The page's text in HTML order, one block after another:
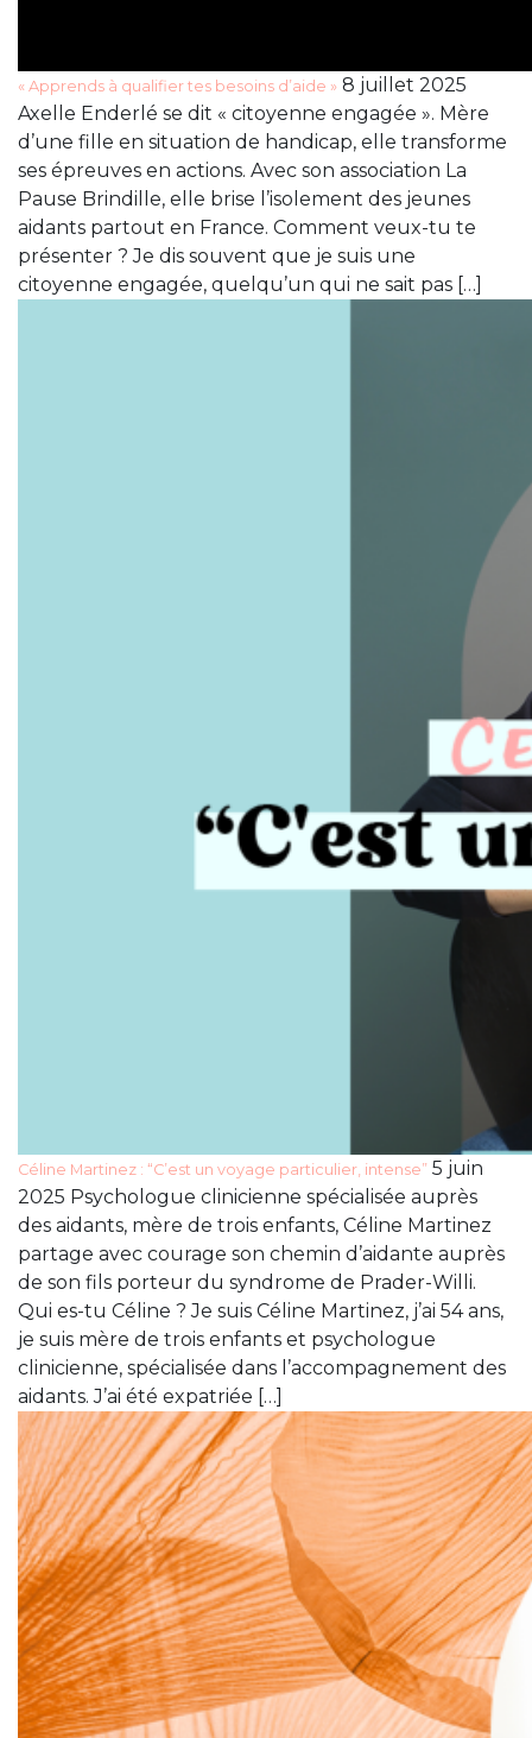
« Apprends à qualifier tes besoins d’aide » 8 juillet 2025
Axelle Enderlé se dit « citoyenne engagée ». Mère
d’une fille en situation de handicap, elle transforme
ses épreuves en actions. Avec son association La
Pause Brindille, elle brise l’isolement des jeunes
aidants partout en France. Comment veux-tu te
présenter ? Je dis souvent que je suis une
citoyenne engagée, quelqu’un qui ne sait pas […]
Céline Martinez : “C’est un voyage particulier, intense” 5 juin
2025 Psychologue clinicienne spécialisée auprès
des aidants, mère de trois enfants, Céline Martinez
partage avec courage son chemin d’aidante auprès
de son fils porteur du syndrome de Prader-Willi.
Qui es-tu Céline ? Je suis Céline Martinez, j’ai 54 ans,
je suis mère de trois enfants et psychologue
clinicienne, spécialisée dans l’accompagnement des
aidants. J’ai été expatriée […]